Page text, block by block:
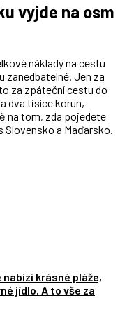
vyjde na osm
náklady na cestu
zanedbatelné. Jen za
za zpáteční cestu do
dva tisíce korun,
na tom, zda pojedete
Slovensko a Maďarsko.
krásné pláže,
jídlo. A to vše za